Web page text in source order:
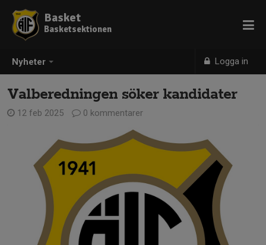
Nyheter Logga in
Basket
Basketsektionen
Valberedningen söker kandidater
12 feb 2025 0 kommentarer